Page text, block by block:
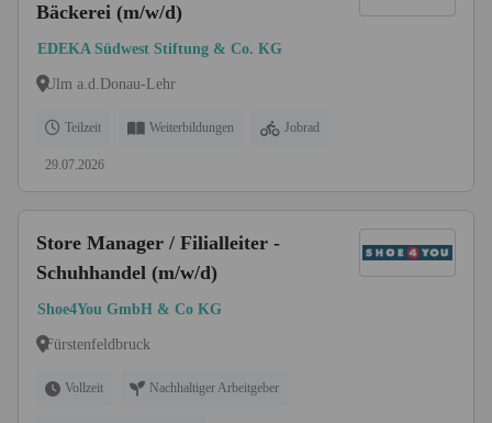
Bäckerei (m/w/d)
EDEKA Südwest Stiftung & Co. KG
Ulm a.d.Donau-Lehr
Teilzeit Weiterbildungen Jobrad
29.07.2026
Store Manager / Filialleiter -
Schuhhandel (m/w/d)
Shoe4You GmbH & Co KG
Fürstenfeldbruck
Vollzeit Nachhaltiger Arbeitgeber